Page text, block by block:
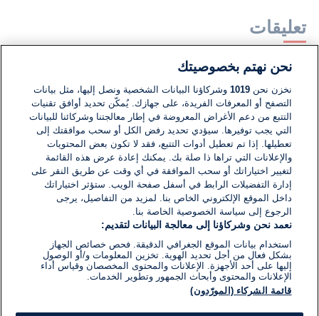
تعليقات
لا توجد تعليقات مكتوبة حتى الآن. كن الأول!
اكتب تعليقًا جديدًا ...
نحن نهتم بخصوصيتك
نخزن نحن1019 وشركاؤنا البيانات الشخصية ونصل إليها، مثل بيانات
التصفح أو المعرفات الفريدة، على جهازك. يُمكّن تحديد أوافق تقنيات
التتبع من دعم الأغراض المعروضة في إطار معالجتنا وشركائنا للبيانات
التي يجب توفيرها. سيؤدي تحديد رفض الكل أو سحب موافقتك إلى
تعطيلها. إذا تم تعطيل أدوات التتبع، فقد لا تكون بعض المحتويات
والإعلانات التي تراها ذا صلة بك. يمكنك إعادة عرض هذه القائمة
لتغيير اختياراتك أو سحب الموافقة في أي وقت عن طريق النقر على
إدارة التفضيلات الرابط في أسفل صفحة الويب. ستؤثر اختياراتك
داخل الموقع الإلكتروني الخاص بنا. لمزيد من التفاصيل، يرجى
الرجوع إلى سياسة الخصوصية الخاصة بنا.
نعمد نحن وشركاؤنا إلى معالجة البيانات لتقديم:
استخدام بيانات الموقع الجغرافي الدقيقة. فحص خصائص الجهاز
بشكل فعال من أجل تحديد الهوية. تخزين المعلومات و/أو الوصول
إليها على أحد الأجهزة. الإعلانات والمحتوى المخصصان وقياس أداء
الإعلانات والمحتوى وأبحاث الجمهور وتطوير الخدمات.
قائمة الشركاء (المورّدون)